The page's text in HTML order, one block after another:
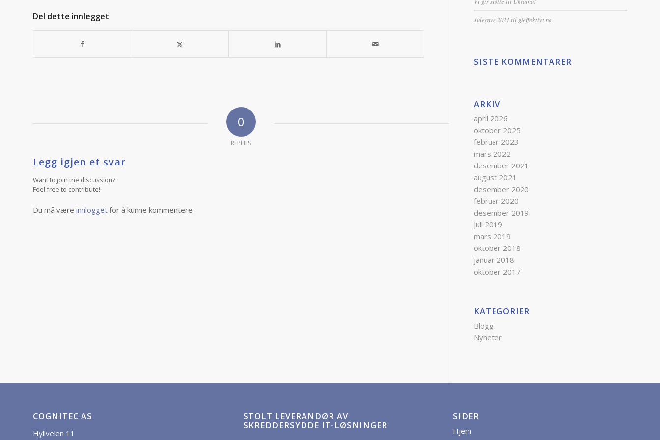
Del dette innlegget
0
REPLIES
Legg igjen et svar
Want to join the discussion?
Feel free to contribute!
Du må være innlogget for å kunne kommentere.
Julegave 2021 til gieffektivt.no
SISTE KOMMENTARER
ARKIV
april 2026
oktober 2025
februar 2023
mars 2022
desember 2021
august 2021
desember 2020
februar 2020
desember 2019
juli 2019
mars 2019
oktober 2018
januar 2018
oktober 2017
KATEGORIER
Blogg
Nyheter
COGNITEC AS
Hyllveien 11
STOLT LEVERANDØR AV
SKREDDERSYDDE IT-LØSNINGER
SIDER
Hjem